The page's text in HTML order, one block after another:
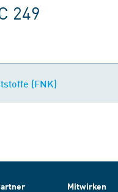
249
(FNK)
Mitwirken